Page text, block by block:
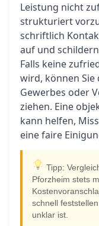
Leistung nicht
strukturiert
schriftlich
auf und
Falls keine
wird, können Sie
Gewerbes oder
ziehen. Eine
kann helfen,
eine faire
Tipp:
Pforzheim stets
schnell
unklar ist.